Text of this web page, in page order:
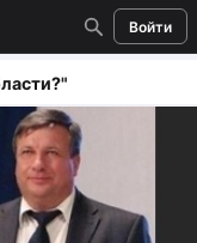
Войти